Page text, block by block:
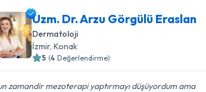
Uzm. Dr. Arzu Görgülü Eraslan
Dermatoloji
İzmir, Konak
5 (4 Değerlendirme)
zamandir mezoterapi yaptırmayı düşüyordum ama